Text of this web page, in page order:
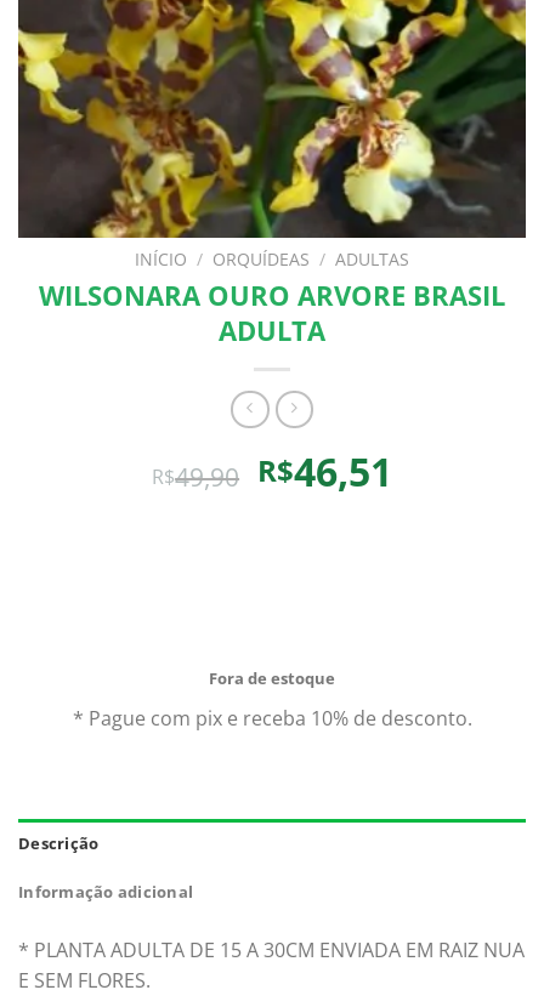
INÍCIO / ORQUÍDEAS / ADULTAS
WILSONARA OURO ARVORE BRASIL
ADULTA
R$49,90 O
preço
R$46,51
Fora de estoque
* Pague com pix e receba 10% de desconto.
Descrição
Informação adicional
* PLANTA ADULTA DE 15 A 30CM ENVIADA EM RAIZ NUA
E SEM FLORES.